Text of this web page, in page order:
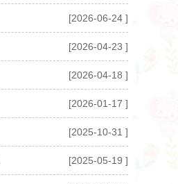
[2026-06-24 ]
[2026-04-23 ]
[2026-04-18 ]
[2026-01-17 ]
[2025-10-31 ]
[2025-05-19 ]